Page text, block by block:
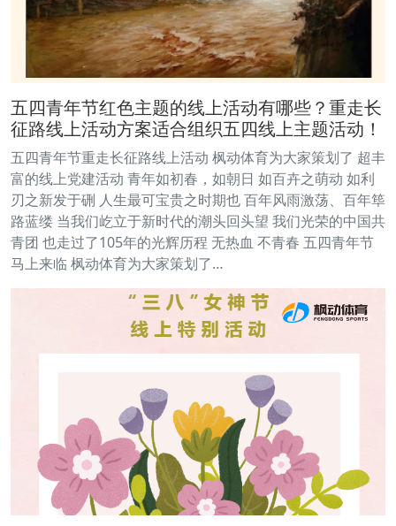
五四青年节红色主题的线上活动有哪些？重走长
征路线上活动方案适合组织五四线上主题活动！
五四青年节重走长征路线上活动 枫动体育为大家策划了 超丰
富的线上党建活动 青年如初春，如朝日 如百卉之萌动 如利
刃之新发于硎 人生最可宝贵之时期也 百年风雨激荡、百年筚
路蓝缕 当我们屹立于新时代的潮头回头望 我们光荣的中国共
青团 也走过了105年的光辉历程 无热血 不青春 五四青年节
马上来临 枫动体育为大家策划了…